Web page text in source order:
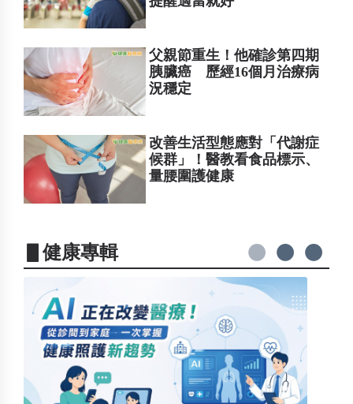
父親節重生！他確診第四期
胰臟癌 歷經16個月治療病
況穩定
改善生活型態應對「代謝症
候群」！醫教看食品標示、
量腰圍護健康
▋健康專輯